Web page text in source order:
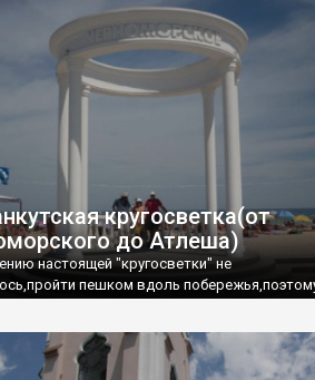
кругосветка(от
до Атлеша)
настоящей "кругосветки" не
пешком вдоль